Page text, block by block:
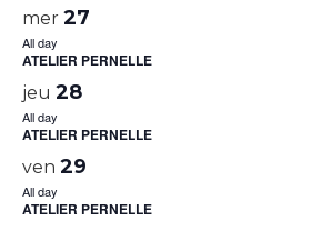
mer 27
All day
ATELIER PERNELLE
jeu 28
All day
ATELIER PERNELLE
ven 29
All day
ATELIER PERNELLE